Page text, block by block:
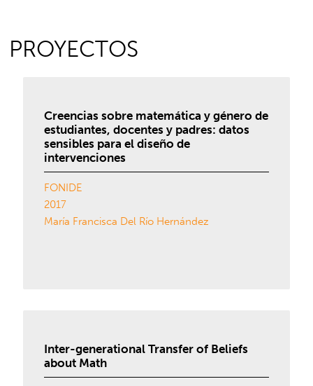
PROYECTOS
Creencias sobre matemática y género de
estudiantes, docentes y padres: datos
sensibles para el diseño de
intervenciones
FONIDE
2017
María Francisca Del Río Hernández
Inter-generational Transfer of Beliefs
about Math